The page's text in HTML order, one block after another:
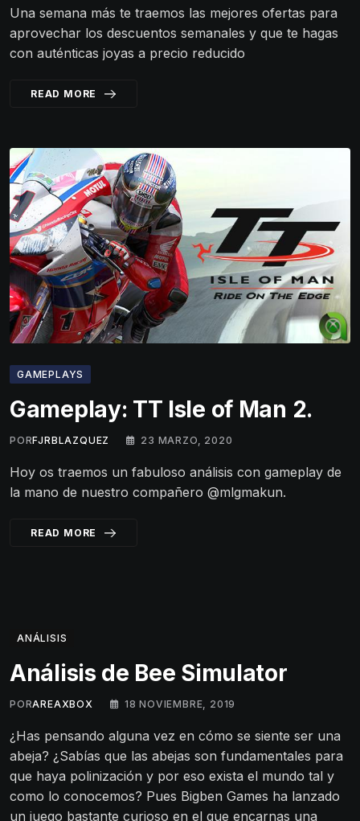
Una semana más te traemos las mejores ofertas para
aprovechar los descuentos semanales y que te hagas
con auténticas joyas a precio reducido
READ MORE
GAMEPLAYS
Gameplay: TT Isle of Man 2.
PORFJRBLAZQUEZ 23 MARZO, 2020
Hoy os traemos un fabuloso análisis con gameplay de
la mano de nuestro compañero @mlgmakun.
READ MORE
ANÁLISIS
Análisis de Bee Simulator
PORAREAXBOX 18 NOVIEMBRE, 2019
¿Has pensando alguna vez en cómo se siente ser una
abeja? ¿Sabías que las abejas son fundamentales para
que haya polinización y por eso exista el mundo tal y
como lo conocemos? Pues Bigben Games ha lanzado
un juego bastante curioso en el que encarnas una